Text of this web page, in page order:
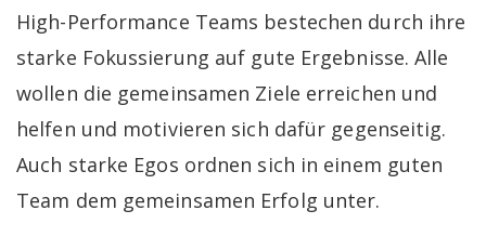
High-Performance Teams bestechen durch ihre
starke Fokussierung auf gute Ergebnisse. Alle
wollen die gemeinsamen Ziele erreichen und
helfen und motivieren sich dafür gegenseitig.
Auch starke Egos ordnen sich in einem guten
Team dem gemeinsamen Erfolg unter.